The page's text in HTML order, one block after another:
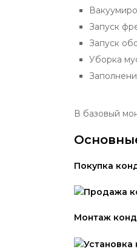
Запуск
Запуск
Уборка
В базовый
Покупка
Монтаж